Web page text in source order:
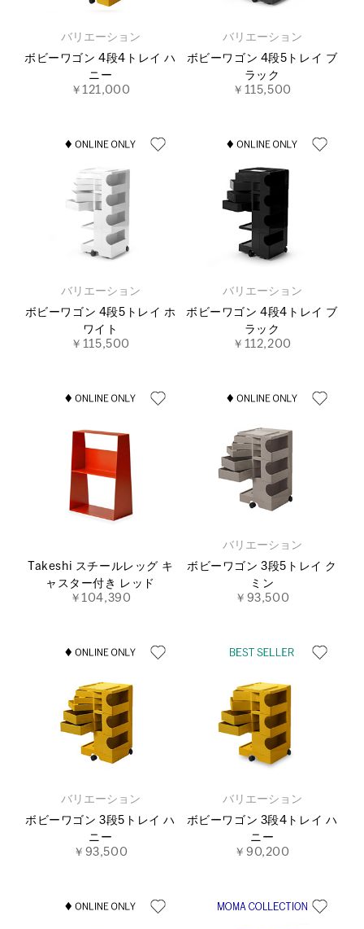
バリエーション
ボビーワゴン 4段4トレイ ハ
ニー
￥121,000
バリエーション
ボビーワゴン 4段5トレイ ブ
ラック
￥115,500
バリエーション
ボビーワゴン 4段5トレイ ホ
ワイト
￥115,500
バリエーション
ボビーワゴン 4段4トレイ ブ
ラック
￥112,200
Takeshi スチールレッグ キ
ャスター付き レッド
￥104,390
バリエーション
ボビーワゴン 3段5トレイ ク
ミン
￥93,500
バリエーション
ボビーワゴン 3段5トレイ ハ
ニー
￥93,500
バリエーション
ボビーワゴン 3段4トレイ ハ
ニー
￥90,200